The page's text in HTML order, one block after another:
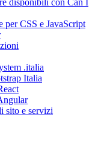
disponibili con Can I
per CSS e JavaScript
.italia
Italia
sito e servizi